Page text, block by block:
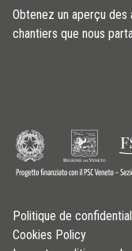
Obtenez un aperçu
chantiers que nous
Politique de
Cookies Policy